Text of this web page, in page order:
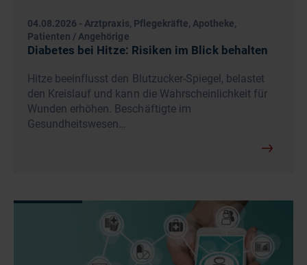
04.08.2026 -Arztpraxis, Pflegekräfte, Apotheke,
Patienten / Angehörige
Diabetes bei Hitze: Risiken im Blick behalten
Hitze beeinflusst den Blutzucker-Spiegel, belastet
den Kreislauf und kann die Wahrscheinlichkeit für
Wunden erhöhen. Beschäftigte im
Gesundheitswesen…